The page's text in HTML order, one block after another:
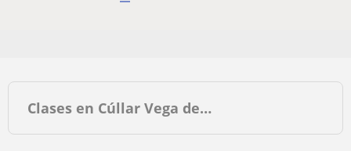
Clases en Cúllar Vega de…